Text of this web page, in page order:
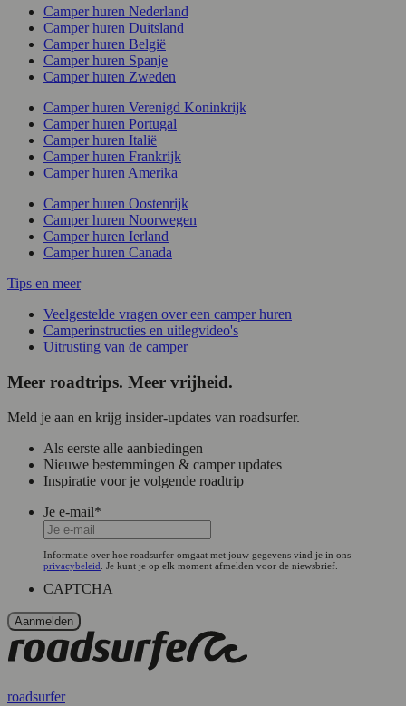
Camper huren Nederland
Camper huren Duitsland
Camper huren België
Camper huren Spanje
Camper huren Zweden
Camper huren Verenigd Koninkrijk
Camper huren Portugal
Camper huren Italië
Camper huren Frankrijk
Camper huren Amerika
Camper huren Oostenrijk
Camper huren Noorwegen
Camper huren Ierland
Camper huren Canada
Tips en meer
Veelgestelde vragen over een camper huren
Camperinstructies en uitlegvideo's
Uitrusting van de camper
Meer roadtrips. Meer vrijheid.
Meld je aan en krijg insider-updates van roadsurfer.
Als eerste alle aanbiedingen
Nieuwe bestemmingen & camper updates
Inspiratie voor je volgende roadtrip
Je e-mail*
Informatie over hoe roadsurfer omgaat met jouw gegevens vind je in ons
privacybeleid . Je kunt je op elk moment afmelden voor de niewsbrief.
CAPTCHA
roadsurfer